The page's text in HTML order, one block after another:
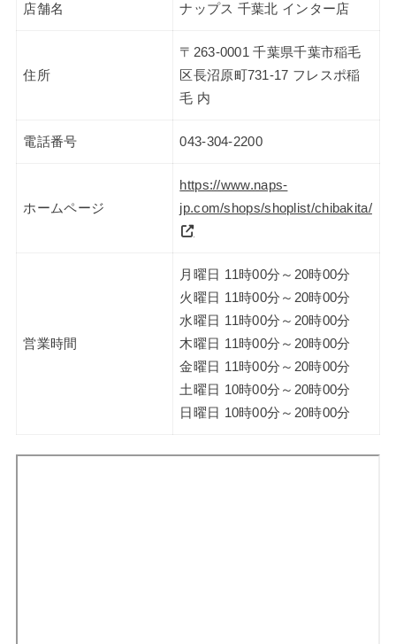
店舗名 ナップス 千葉北 インター店
住所
〒263-0001 千葉県千葉市稲毛
区長沼原町731-17 フレスポ稲
毛 内
電話番号 043-304-2200
ホームページ
https://www.naps-
jp.com/shops/shoplist/chibakita/
営業時間
月曜日 11時00分～20時00分
火曜日 11時00分～20時00分
水曜日 11時00分～20時00分
木曜日 11時00分～20時00分
金曜日 11時00分～20時00分
土曜日 10時00分～20時00分
日曜日 10時00分～20時00分